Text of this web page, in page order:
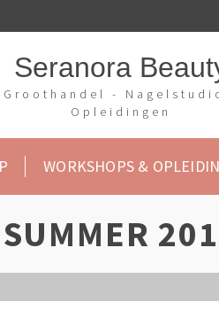
Seranora
Groothandel -
Opleidingen
WORKSHOPS &
SUMMER